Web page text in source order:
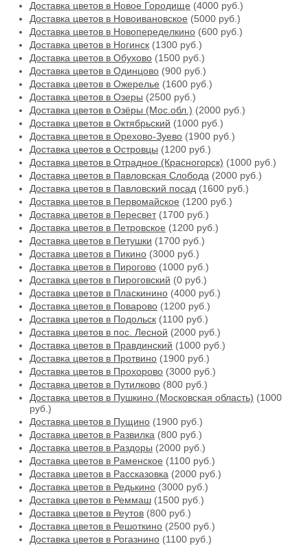
Доставка цветов в Новое Городище (4000 руб.)
Доставка цветов в Новоивановское (5000 руб.)
Доставка цветов в Новопеределкино (600 руб.)
Доставка цветов в Ногинск (1300 руб.)
Доставка цветов в Обухово (1500 руб.)
Доставка цветов в Одинцово (900 руб.)
Доставка цветов в Ожерелье (1600 руб.)
Доставка цветов в Озеры (2500 руб.)
Доставка цветов в Озёры (Мос.обл.) (2000 руб.)
Доставка цветов в Октябрьский (1000 руб.)
Доставка цветов в Орехово-Зуево (1900 руб.)
Доставка цветов в Островцы (1200 руб.)
Доставка цветов в Отрадное (Красногорск) (1000 руб.)
Доставка цветов в Павловская Слобода (2000 руб.)
Доставка цветов в Павловский посад (1600 руб.)
Доставка цветов в Первомайское (1200 руб.)
Доставка цветов в Пересвет(1700 руб.)
Доставка цветов в Петровское (1200 руб.)
Доставка цветов в Петушки (1700 руб.)
Доставка цветов в Пикино (3000 руб.)
Доставка цветов в Пирогово (1000 руб.)
Доставка цветов в Пироговский (0 руб.)
Доставка цветов в Пласкинино (4000 руб.)
Доставка цветов в Поварово (1200 руб.)
Доставка цветов в Подольск (1100 руб.)
Доставка цветов в пос. Лесной (2000 руб.)
Доставка цветов в Правдинский (1000 руб.)
Доставка цветов в Протвино (1900 руб.)
Доставка цветов в Прохорово (3000 руб.)
Доставка цветов в Путилково (800 руб.)
Доставка цветов в Пушкино (Московская область) (1000
руб.)
Доставка цветов в Пущино (1900 руб.)
Доставка цветов в Развилка (800 руб.)
Доставка цветов в Раздоры (2000 руб.)
Доставка цветов в Раменское (1100 руб.)
Доставка цветов в Рассказовка (2000 руб.)
Доставка цветов в Редькино (3000 руб.)
Доставка цветов в Реммаш (1500 руб.)
Доставка цветов в Реутов (800 руб.)
Доставка цветов в Решоткино (2500 руб.)
Доставка цветов в Рогазнино (1100 руб.)